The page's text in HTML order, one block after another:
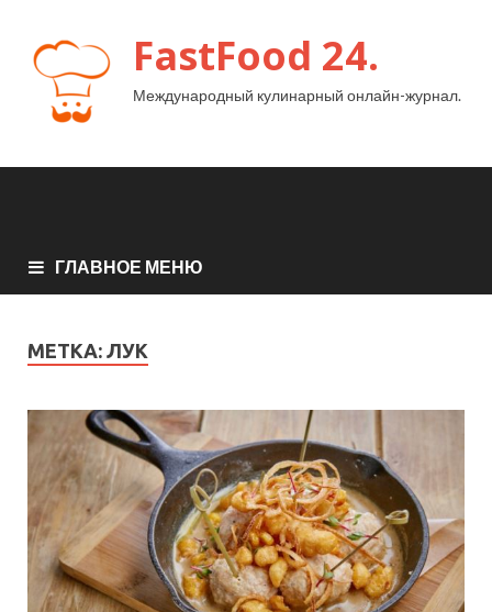
FastFood 24.
Международный кулинарный онлайн-журнал.
ГЛАВНОЕ МЕНЮ
МЕТКА: ЛУК